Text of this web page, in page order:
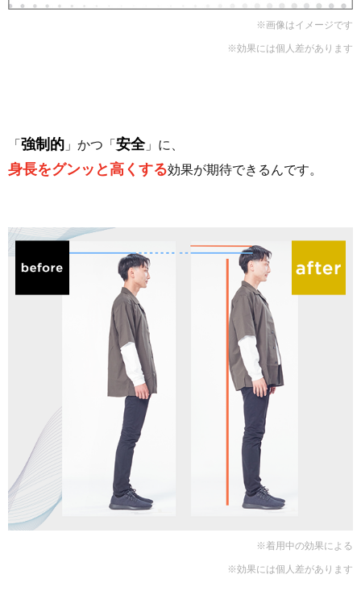
※画像はイメージです
※効果には個人差があります
「 強制的 」かつ「 安全」に、
身長をグンッと高くする効果が期待できるんです。
※着用中の効果による
※効果には個人差があります